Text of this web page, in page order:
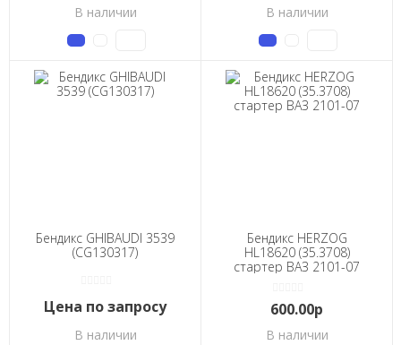
В наличии В наличии
Бендикс GHIBAUDI 3539
(CG130317)
Цена по запросу
В наличии
Бендикс HERZOG
HL18620 (35.3708)
стартер ВАЗ 2101-07
600.00р
В наличии